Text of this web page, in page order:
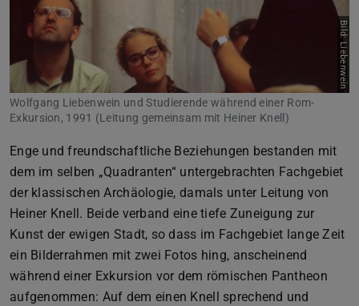
Bild: Liebenwein
Wolfgang Liebenwein und Studierende während einer Rom-
Exkursion, 1991 (Leitung gemeinsam mit Heiner Knell)
Enge und freundschaftliche Beziehungen bestanden mit
dem im selben „Quadranten“ untergebrachten Fachgebiet
der klassischen Archäologie, damals unter Leitung von
Heiner Knell. Beide verband eine tiefe Zuneigung zur
Kunst der ewigen Stadt, so dass im Fachgebiet lange Zeit
ein Bilderrahmen mit zwei Fotos hing, anscheinend
während einer Exkursion vor dem römischen Pantheon
aufgenommen: Auf dem einen Knell sprechend und